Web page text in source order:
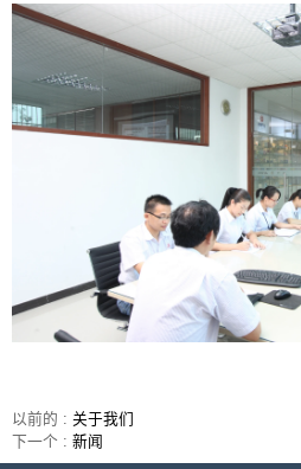
以前的 : 关于我们
下一个 : 新闻